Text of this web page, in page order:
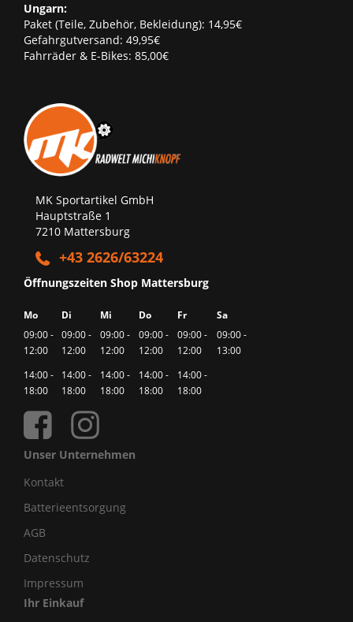
Ungarn:
Paket (Teile, Zubehör, Bekleidung): 14,95€
Gefahrgutversand: 49,95€
Fahrräder & E-Bikes: 85,00€
MK Sportartikel GmbH
Hauptstraße 1
7210 Mattersburg
+43 2626/63224
Öffnungszeiten Shop Mattersburg
Mo Di Mi Do Fr
Sa
09:00 -
12:00
09:00 -
12:00
09:00 -
12:00
09:00 -
12:00
09:00 -
12:00
09:00 -
13:00
14:00 -
18:00
14:00 -
18:00
14:00 -
18:00
14:00 -
18:00
14:00 -
18:00
Unser Unternehmen
Kontakt
Batterieentsorgung
AGB
Datenschutz
Impressum
Ihr Einkauf